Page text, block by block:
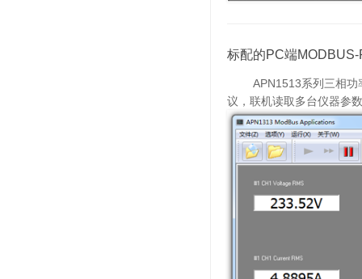
标配的PC端
APN1513系列三相功率
议，联机读取多台仪器参